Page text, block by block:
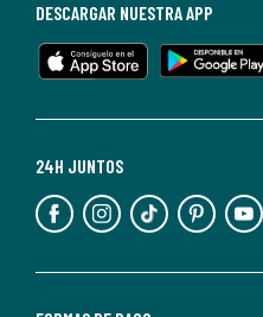
24H JUNTOS
DESCARGAR NUESTRA APP